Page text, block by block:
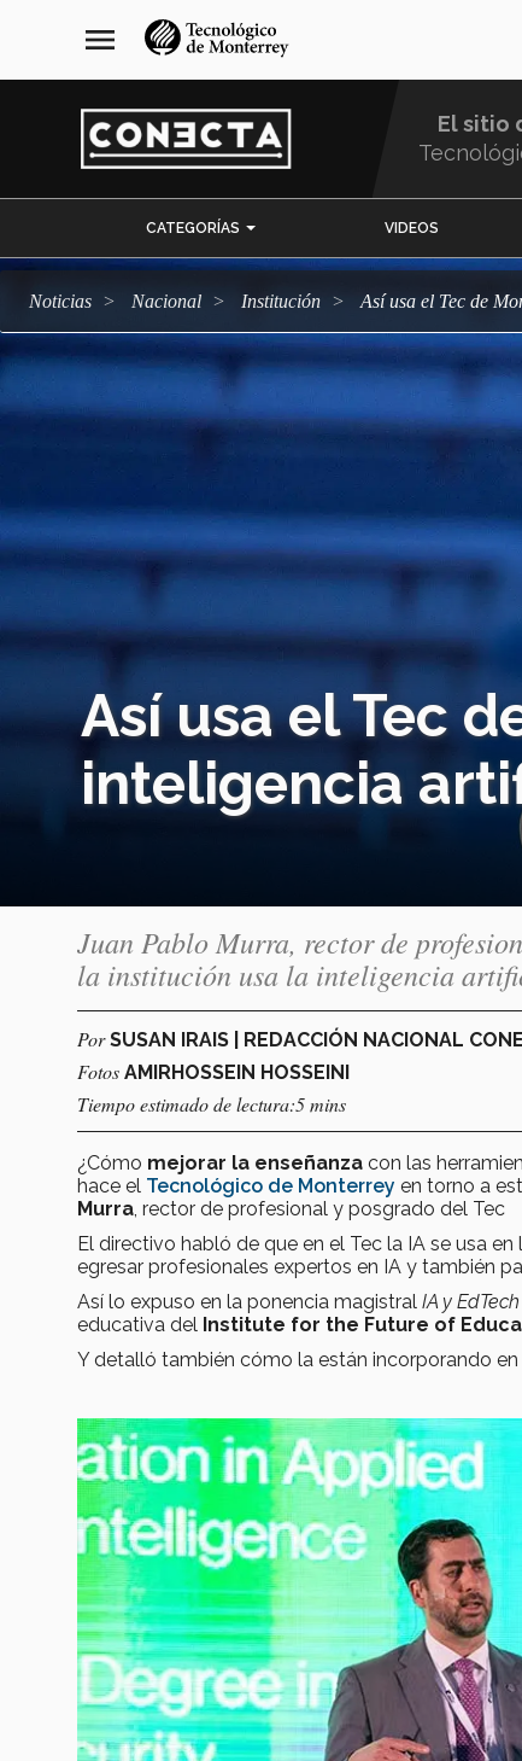
navegación
principal
menu
El sitio
CATEGORÍAS VIDEOS
Noticias Nacional Institución Así usa el Tec de
Así usa el Tec
inteligencia
Juan Pablo Murra, rector de
la institución usa la inteligencia
PorSUSAN IRAIS | REDACCIÓN NACIONAL
Fotos AMIRHOSSEIN HOSSEINI
Tiempo estimado de lectura:5 mins
¿Cómo mejorar la enseñanza con las
hace el Tecnológico de Monterrey en torno a
Murra, rector de profesional y posgrado del Tec
El directivo habló de que en el Tec la IA se usa
egresar profesionales expertos en IA y también
Así lo expuso en la ponencia magistral IA y
educativa del Institute for the Future of
Y detalló también cómo la están incorporando